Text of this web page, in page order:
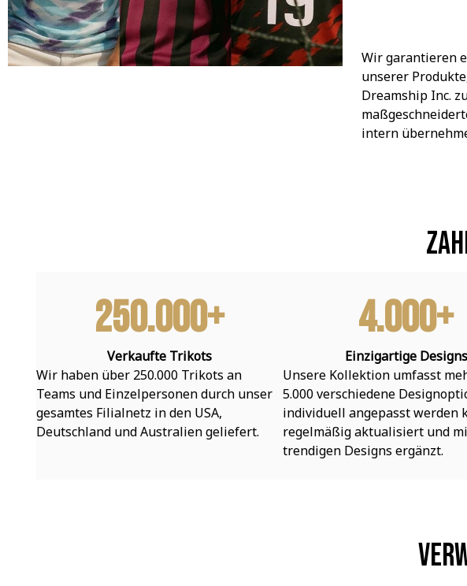
Wir garantieren
unserer
Dreamship Inc.
intern
250.000+
Verkaufte Trikots
Wir haben über 250.000 Trikots an
Teams und Einzelpersonen durch unser
gesamtes Filialnetz in den USA,
Deutschland und Australien geliefert.
4.000+
Einzigartige Designs
Unsere Kollektion umfasst
5.000 verschiedene
individuell angepasst werden
regelmäßig aktualisiert und
trendigen Designs ergänzt.